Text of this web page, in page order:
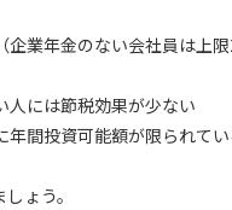
業年金のない会社員は上
には節税効果が少ない
間投資可能額が限られて
ょう。